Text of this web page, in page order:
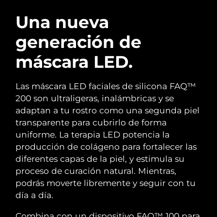
Una nueva
generación de
máscara LED.
Las máscara LED faciales de silicona FAQ™
200 son ultraligeras, inalámbricas y se
adaptan a tu rostro como una segunda piel
transparente para cubrirlo de forma
uniforme. La terapia LED potencia la
producción de colágeno para fortalecer las
diferentes capas de la piel, y estimula su
proceso de curación natural. Mientras,
podrás moverte libremente y seguir con tu
día a día.
Limpieza facial
Anti-aging massage
LUNA™ 4 Plus
Massage, LED heating
LUNA™ 4 Men
For men, anti-aging massage
Lifting facial
Microcurrent toning
BEAR™ 2 go
Microcurrent toning on-the-go
BEAR™ 2 eyes & lips
Microcurrent line smoothing device
Hidratación
UFO™ 3 pack
Deep facial hydration
UFO™ 3 LED
Near-infrared and red light therapy
Cuidado bucal
issa™ 4
Hybrid silicone sonic toothbrush
issa™ 4 plus
TRATAMIENTO ANTIEDAD FAQ™
Antiedad
NEW
Austria
Baréin Entrega prevista
Bélgica Entrega prevista
Bermudas Entrega prevista8/15/26
Bosnia y Herzegovina Entrega prevista 8/12/26
Brunéi
Bulgaria Entrega prevista8/9/26
Canadá Entrega prevista
Chile